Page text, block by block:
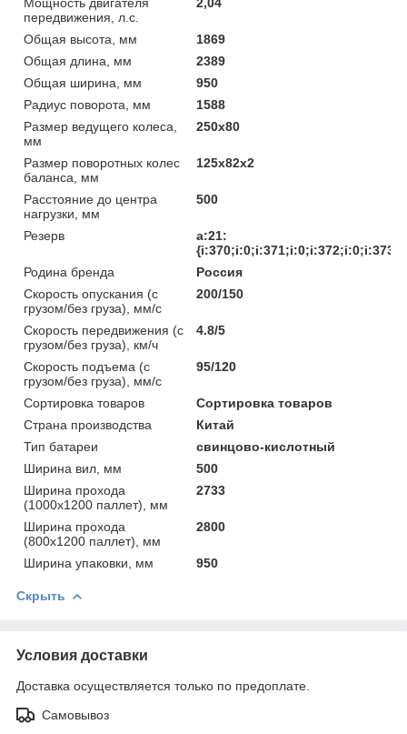
передвижения, л.с.
Общая высота, мм
1869
Общая длина, мм
2389
Общая ширина, мм
950
Радиус поворота, мм
1588
Размер ведущего колеса,
мм
250х80
Размер поворотных колес
баланса, мм
125х82х2
Расстояние до центра
нагрузки, мм
500
Резерв
a:21:
Родина бренда
Россия
Скорость опускания (с
грузом/без груза), мм/с
200/150
Скорость передвижения (с
грузом/без груза), км/ч
4.8/5
Скорость подъема (с
грузом/без груза), мм/с
95/120
Сортировка товаров
Сортировка товаров
Страна производства
Китай
Тип батареи
cвинцово-кислотный
Ширина вил, мм
500
Ширина прохода
(1000х1200 паллет), мм
2733
Ширина прохода
(800х1200 паллет), мм
2800
Ширина упаковки, мм 950
Скрыть
Условия доставки
Доставка осуществляется только по предоплате.
Самовывоз